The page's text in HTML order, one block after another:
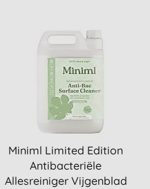
Miniml Limited Edition
Antibacteriële
Allesreiniger Vijgenblad